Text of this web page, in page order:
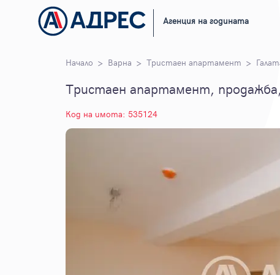
Агенция на годината
Начало Варна Тристаен апартамент
Тристаен апартамент,
Код на имота: 535124